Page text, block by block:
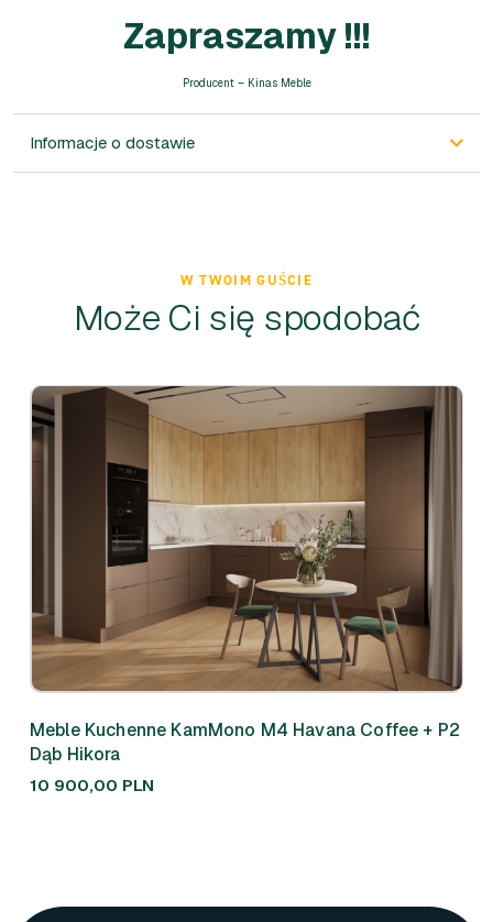
Zapraszamy !!!
Producent – Kinas Meble
Informacje o dostawie
W TWOIM GUŚCIE
Może Ci się spodobać
Meble Kuchenne KamMono M4 Havana Coffee + P2
Dąb Hikora
10 900,00 PLN